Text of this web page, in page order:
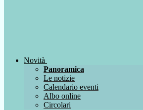
Novità
Panoramica
Le notizie
Calendario eventi
Albo online
Circolari